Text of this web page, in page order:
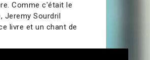
Comme c'était le
, Jeremy Sourdril
livre et un chant de